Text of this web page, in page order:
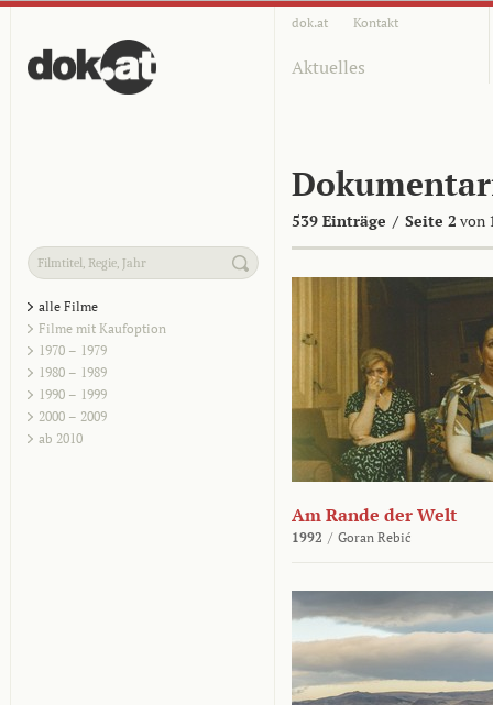
dok.at Kontakt
Aktuelles
539 Einträge / Seite 2 von
alle Filme
Filme mit Kaufoption
1970 – 1979
1980 – 1989
1990 – 1999
2000 – 2009
ab 2010
Am Rande der Welt
1992 / Goran Rebić